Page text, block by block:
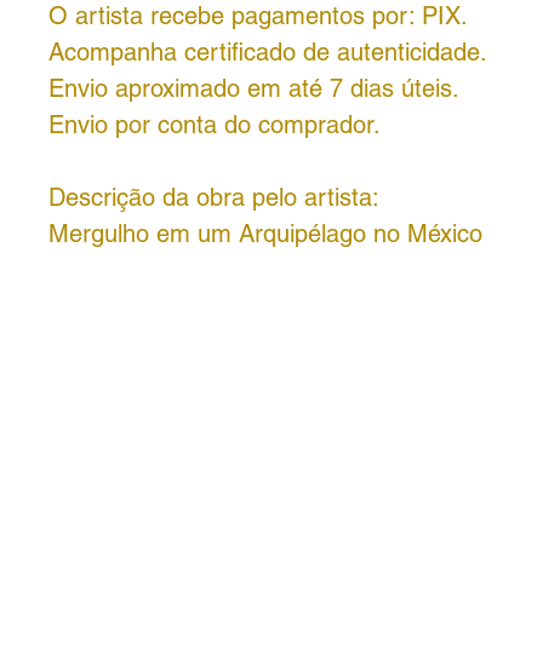
O artista recebe pagamentos por: PIX.
Acompanha certificado de autenticidade.
Envio aproximado em até 7 dias úteis.
Envio por conta do comprador.
Descrição da obra pelo artista:
Mergulho em um Arquipélago no México